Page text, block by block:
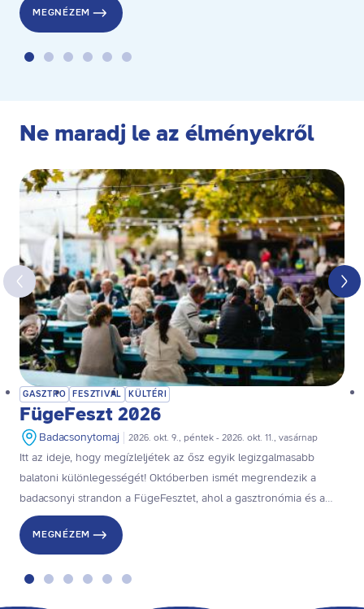
MEGNÉZEM
Ne maradj le az élményekről
GASZTRO FESZTIVÁL KÜLTÉRI
FügeFeszt 2026
Badacsonytomaj 2026. okt. 9., péntek - 2026. okt. 11., vasárnap
Itt az ideje, hogy megízleljétek az ősz egyik legizgalmasabb
balatoni különlegességét! Októberben ismét megrendezik a
badacsonyi strandon a FügeFesztet, ahol a gasztronómia és a
kultúra találkozik, a főszerepben a zamatos balatoni fügével.
MEGNÉZEM